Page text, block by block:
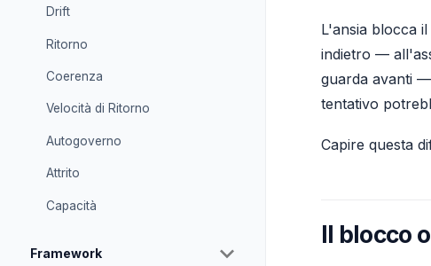
Drift
Ritorno
Coerenza
Velocità di Ritorno
Autogoverno
Attrito
Capacità
Framework
L'ansia blocca il
indietro —
guarda avanti
tentativo
Capire questa
Il blocco